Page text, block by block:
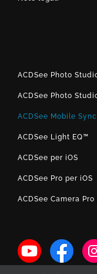
ACDSee Photo
ACDSee Photo
ACDSee Mobile Sync
ACDSee Light EQ™
ACDSee per iOS
ACDSee Pro per iOS
ACDSee Camera Pro